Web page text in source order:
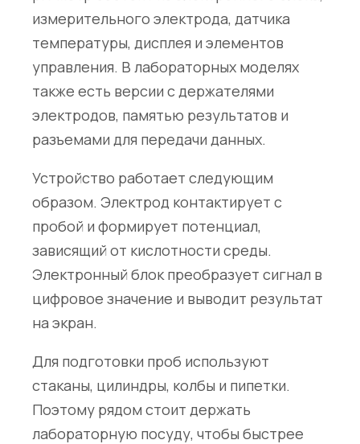
измерительного электрода, датчика
температуры, дисплея и элементов
управления. В лабораторных моделях
также есть версии с держателями
электродов, памятью результатов и
разъемами для передачи данных.
Устройство работает следующим
образом. Электрод контактирует с
пробой и формирует потенциал,
зависящий от кислотности среды.
Электронный блок преобразует сигнал в
цифровое значение и выводит результат
на экран.
Для подготовки проб используют
стаканы, цилиндры, колбы и пипетки.
Поэтому рядом стоит держать
лабораторную посуду, чтобы быстрее